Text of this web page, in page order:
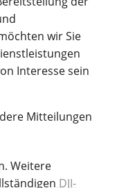
wir Sie
Interesse sein
Mitteilungen
Weitere
DJI-